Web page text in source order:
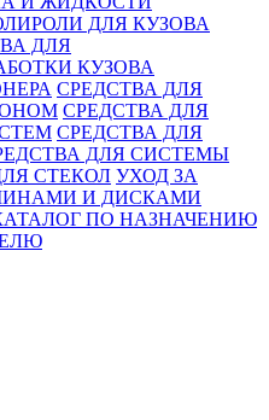
ДЛЯ КУЗОВА
ДЛЯ
КУЗОВА
СРЕДСТВА ДЛЯ
СРЕДСТВА ДЛЯ
СРЕДСТВА ДЛЯ
ДЛЯ СИСТЕМЫ
СТЕКОЛ УХОД ЗА
И ДИСКАМИ
ПО НАЗНАЧЕНИЮ